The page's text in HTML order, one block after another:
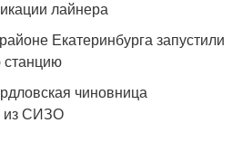
лайнера
Екатеринбурга запустили
чиновница
из СИЗО